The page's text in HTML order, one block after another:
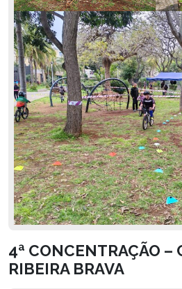
4ª CONCENTRAÇÃO –
RIBEIRA BRAVA